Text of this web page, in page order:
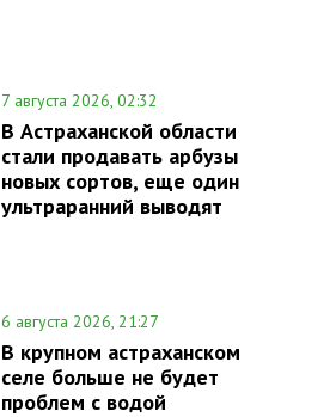
7 августа 2026, 02:32
В Астраханской области
стали продавать арбузы
новых сортов, еще один
ультраранний выводят
6 августа 2026, 21:27
В крупном астраханском
селе больше не будет
проблем с водой